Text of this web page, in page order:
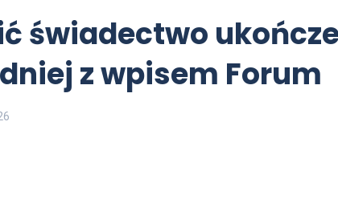
świadectwo
z wpisem Forum